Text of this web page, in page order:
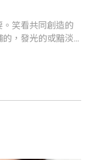
笑看共同創造的
，發光的或黯淡
必值得欣賞，但